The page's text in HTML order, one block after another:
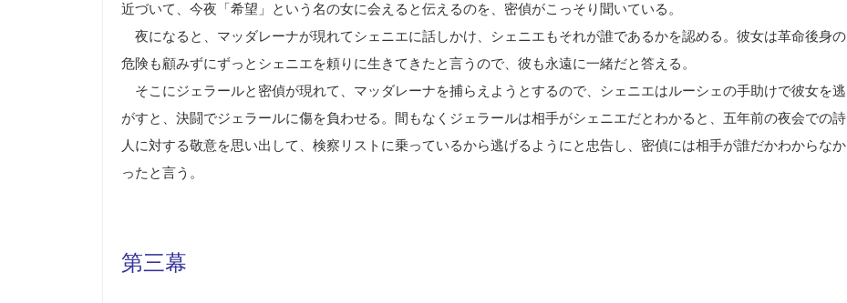
近づいて、今夜「希望」という名の女に会えると伝えるのを、密偵がこっそり聞いている。
夜になると、マッダレーナが現れてシェニエに話しかけ、シェニエもそれが誰であるかを認める。彼女は革命後身の
危険も顧みずにずっとシェニエを頼りに生きてきたと言うので、彼も永遠に一緒だと答える。
そこにジェラールと密偵が現れて、マッダレーナを捕らえようとするので、シェニエはルーシェの手助けで彼女を逃
がすと、決闘でジェラールに傷を負わせる。間もなくジェラールは相手がシェニエだとわかると、五年前の夜会での詩
人に対する敬意を思い出して、検察リストに乗っているから逃げるようにと忠告し、密偵には相手が誰だかわからなか
ったと言う。
第三幕